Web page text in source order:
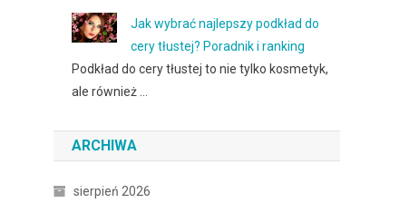
Jak wybrać najlepszy podkład do
cery tłustej? Poradnik i ranking
Podkład do cery tłustej to nie tylko kosmetyk,
ale również …
ARCHIWA
sierpień 2026